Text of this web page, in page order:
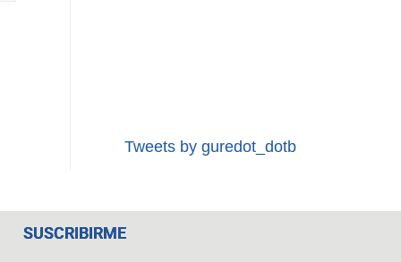
Tweets by guredot_dotb
SUSCRIBIRME